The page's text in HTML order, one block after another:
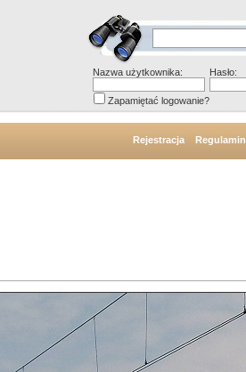
Nazwa użytkownika:
Hasło:
Zapamiętać logowanie?
Rejestracja Regulamin